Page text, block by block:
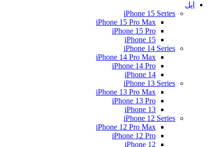
اپل
iPhone 15 Series
iPhone 15 Pro Max
iPhone 15 Pro
iPhone 15
iPhone 14 Series
iPhone 14 Pro Max
iPhone 14 Pro
iPhone 14
iPhone 13 Series
iPhone 13 Pro Max
iPhone 13 Pro
iPhone 13
iPhone 12 Series
iPhone 12 Pro Max
iPhone 12 Pro
iPhone 12